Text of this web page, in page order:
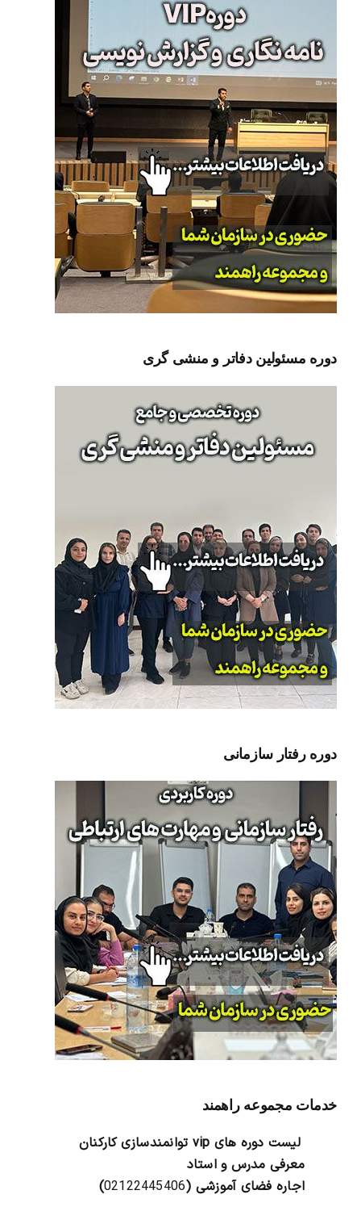
دوره مسئولین دفاتر و منشی گری
دوره رفتار سازمانی
خدمات مجموعه راهمند
لیست دوره های vip توانمندسازی کارکنان
معرفی مدرس و استاد
اجاره فضای آموزشی (02122445406
)